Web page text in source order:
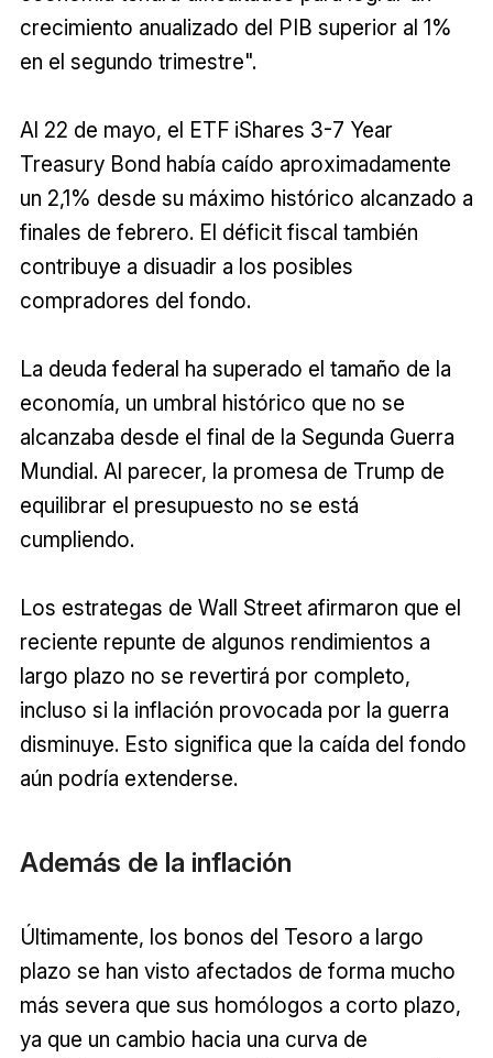
crecimiento anualizado del PIB superior al 1%
en el segundo trimestre".
Al 22 de mayo, el ETF iShares 3-7 Year
Treasury Bond había caído aproximadamente
un 2,1% desde su máximo histórico alcanzado a
finales de febrero. El déficit fiscal también
contribuye a disuadir a los posibles
compradores del fondo.
La deuda federal ha superado el tamaño de la
economía, un umbral histórico que no se
alcanzaba desde el final de la Segunda Guerra
Mundial. Al parecer, la promesa de Trump de
equilibrar el presupuesto no se está
cumpliendo.
Los estrategas de Wall Street afirmaron que el
reciente repunte de algunos rendimientos a
largo plazo no se revertirá por completo,
incluso si la inflación provocada por la guerra
disminuye. Esto significa que la caída del fondo
aún podría extenderse.
Además de la inflación
Últimamente, los bonos del Tesoro a largo
plazo se han visto afectados de forma mucho
más severa que sus homólogos a corto plazo,
ya que un cambio hacia una curva de